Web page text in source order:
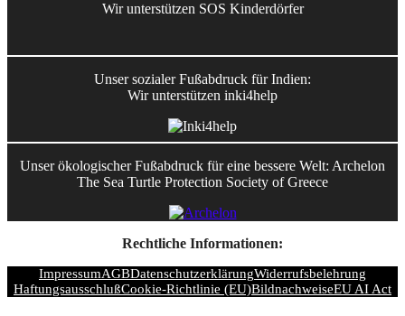
Wir unterstützen SOS Kinderdörfer
Unser sozialer Fußabdruck für Indien:
Wir unterstützen inki4help
Unser ökologischer Fußabdruck für eine bessere Welt: Archelon
The Sea Turtle Protection Society of Greece
Rechtliche Informationen:
ImpressumAGBDatenschutzerklärungWiderrufsbelehrung
HaftungsausschlußCookie-Richtlinie (EU)BildnachweiseEU AI Act